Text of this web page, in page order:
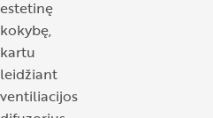
estetinę
kokybę,
kartu
leidžiant
ventiliacijos